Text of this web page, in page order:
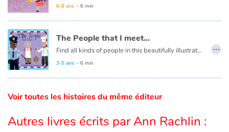
Formats et illustrations
Catalogue anglais
Aide
6-8 ans - 6 min
The People that I meet...
Find all kinds of people in this beautifully illustrated First Words book by artist Lisa M Gardiner, perfect for your youngest reader discovering the joy of books.
3-5 ans - 6 min
…
Voir toutes les histoires du même éditeur
Autres livres écrits par Ann Rachlin :